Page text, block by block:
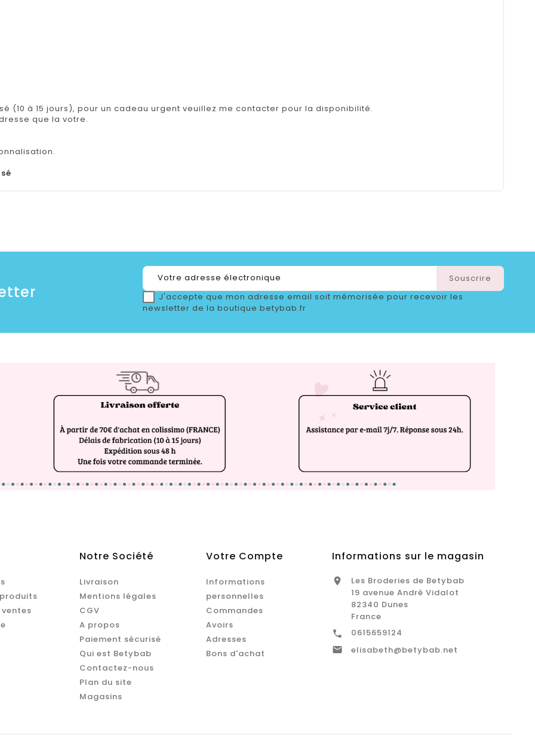
(10 à 15 jours), pour un cadeau urgent veuillez me contacter pour la disponibilité.
que la votre.
J'accepte que mon adresse email soit mémorisée pour recevoir les
newsletter de la boutique betybab.fr
Notre Société
Livraison
Mentions légales
CGV
A propos
Paiement sécurisé
Qui est Betybab
Contactez-nous
Plan du site
Magasins
Votre Compte
Informations
personnelles
Commandes
Avoirs
Adresses
Bons d'achat
Informations sur le magasin

Les Broderies de Betybab
19 avenue André Vidalot
82340 Dunes
France
 0615659124
 elisabeth@betybab.net